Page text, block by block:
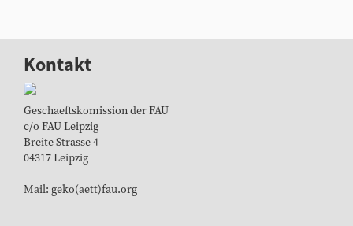
Kontakt
Geschaeftskomission der FAU
c/o FAU Leipzig
Breite Strasse 4
04317 Leipzig
Mail: geko(aett)fau.org